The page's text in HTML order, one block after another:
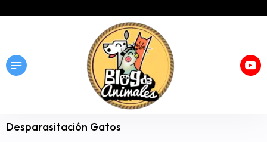
Desparasitación Gatos